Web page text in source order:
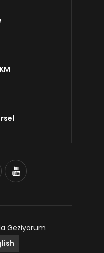
Geziyorum